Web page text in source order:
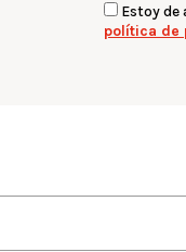
Estoy
política de